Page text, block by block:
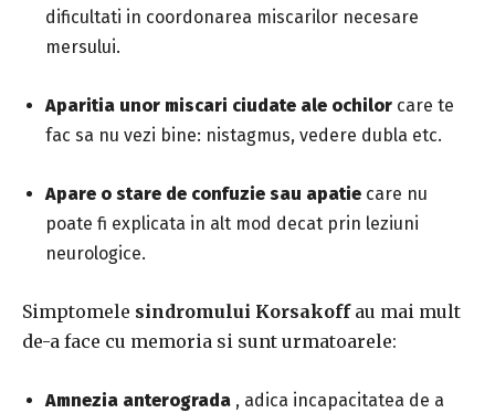
dificultati in coordonarea miscarilor necesare
mersului.
Aparitia unor miscari ciudate ale ochilor care te
fac sa nu vezi bine: nistagmus, vedere dubla etc.
Apare o stare de confuzie sau apatie care nu
poate fi explicata in alt mod decat prin leziuni
neurologice.
Simptomele sindromului Korsakoffau mai mult
de-a face cu memoria si sunt urmatoarele:
Amnezia anterograda , adica incapacitatea de a